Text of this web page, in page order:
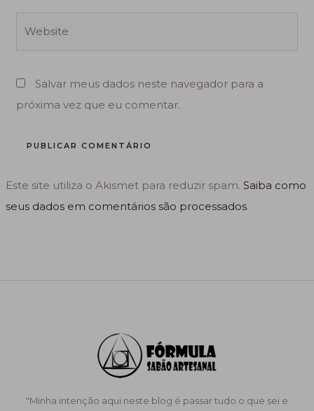
Salvar meus dados neste navegador para a
próxima vez que eu comentar.
Este site utiliza o Akismet para reduzir spam.Saiba como
seus dados em comentários são processados.
"Minha intenção aqui neste blog é passar tudo o que sei e